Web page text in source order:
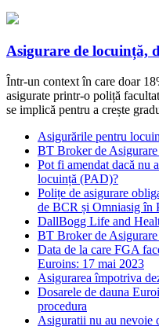
Asigurare de locuință,
Într-un context în care doar
asigurate printr-o poliță
se implică pentru a crește
Asigurările pentru
BT Broker de
Pot fi amendat dacă nu
locuință (PAD)?
Polițe de asigurare
de BCR și Omniasig în
DallBogg Life and
BT Broker de
Data de la care FGA
Euroins: 17 mai 2023
Asigurarea împotriva
Dosarele de dauna
procedura
Asiguratii nu au nevoie